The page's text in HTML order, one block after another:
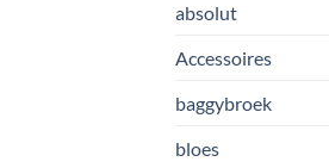
absolut
Accessoires
baggybroek
bloes